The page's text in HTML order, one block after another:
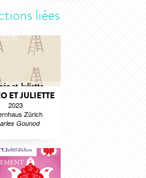
liées
ET JULIETTE
2023
Zürich
Gounod